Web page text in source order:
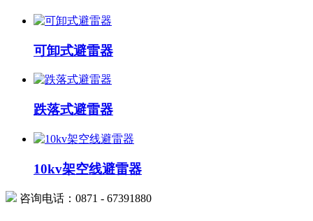
可卸式避雷器
跌落式避雷器
10kv架空线避雷器
咨询电话：0871 - 67391880